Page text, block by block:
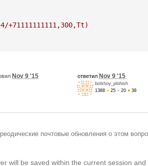
+71111111111,300,Tt)
ответил Nov 9 '15
bolshoy_plohish
1388 ● 25 ● 20 ● 38
Nov 9 '15
почтовые обновления о этом
will be saved within the current session and